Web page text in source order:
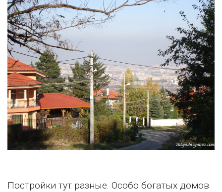
Постройки тут разные. Особо богатых домов